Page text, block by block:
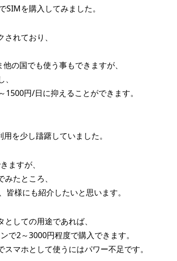
を購入してみました。
れており、
の国でも使う事もできますが、
円/日に抑えることができます。
を少し躊躇していました。
ますが、
たところ、
様にも紹介したいと思います。
しての用途であれば、
で2～3000円程度で購入できます。
マホとして使うにはパワー不足です。